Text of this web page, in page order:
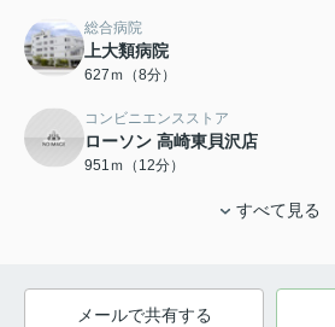
総合病院
上大類病院
627ｍ（8分）
コンビニエンスストア
ローソン 高崎東貝沢店
951ｍ（12分）
すべて見る
メールで共有する